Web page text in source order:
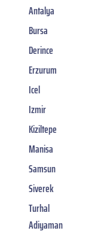
Antalya
Bursa
Derince
Erzurum
Icel
Izmir
Kiziltepe
Manisa
Samsun
Siverek
Turhal
Adiyaman